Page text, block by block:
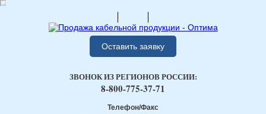
Оставить заявку
Телефон/Факс
ЗВОНОК ИЗ РЕГИОНОВ РОССИИ:
8-800-775-37-71